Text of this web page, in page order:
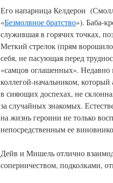
Его напарница Келдерон
«Безмолвное братство»). Баба-
служившая в горячих точках,
Меткий стрелок (прям
себя, не пасующая перед
«самцов оглашенных».
коллегой-начальником,
в сияющих доспехах, не
за случайных знакомых.
на жизнь героини не только
непосредственным ее
Дейв и Мишель отлично
соперничеством, подколками,